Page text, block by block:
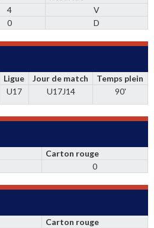
4
V
0 D
Ligue Jour de match
Temps plein
U17 U17J14 90'
Carton rouge
0
Carton rouge